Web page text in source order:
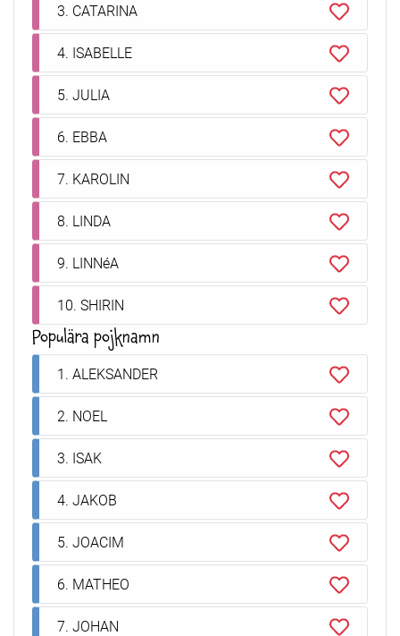
3. CATARINA
4. ISABELLE
5. JULIA
6. EBBA
7. KAROLIN
8. LINDA
9. LINNéA
10. SHIRIN
Populära pojknamn
1. ALEKSANDER
2. NOEL
3. ISAK
4. JAKOB
5. JOACIM
6. MATHEO
7. JOHAN